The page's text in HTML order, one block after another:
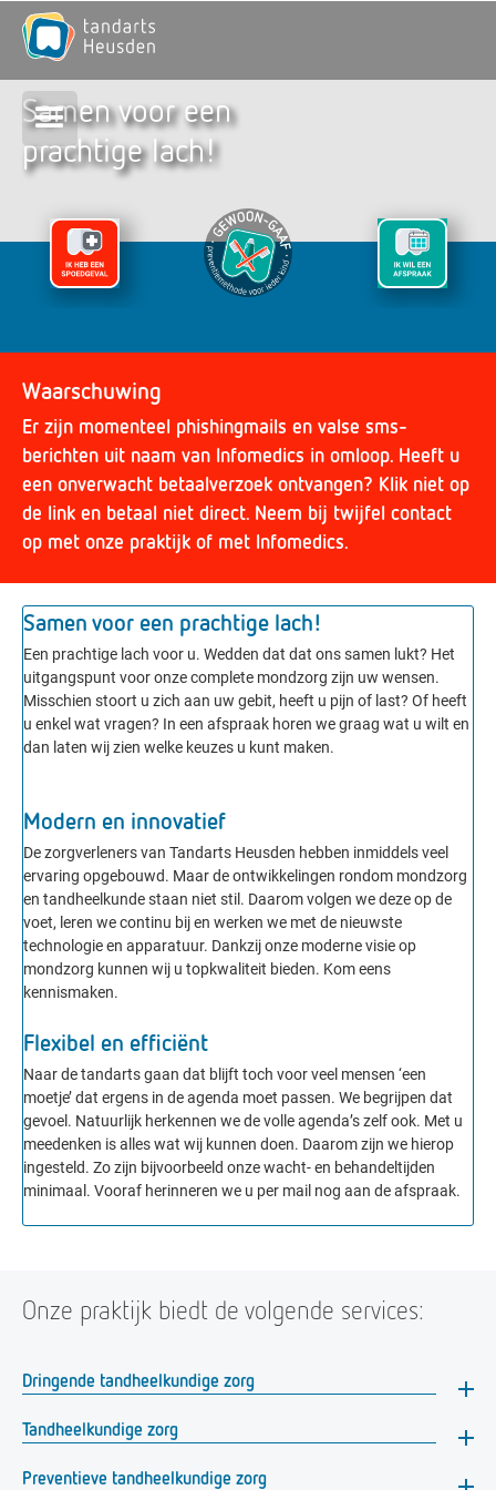
Samen voor een
prachtige lach!
Waarschuwing
Er zijn momenteel phishingmails en valse sms-
berichten uit naam van Infomedics in omloop. Heeft u
een onverwacht betaalverzoek ontvangen? Klik niet op
de link en betaal niet direct. Neem bij twijfel contact
op met onze praktijk of met Infomedics.
Samen voor een prachtige lach!
Een prachtige lach voor u. Wedden dat dat ons samen lukt? Het
uitgangspunt voor onze complete mondzorg zijn uw wensen.
Misschien stoort u zich aan uw gebit, heeft u pijn of last? Of heeft
u enkel wat vragen? In een afspraak horen we graag wat u wilt en
dan laten wij zien welke keuzes u kunt maken.
Modern en innovatief
De zorgverleners van Tandarts Heusden hebben inmiddels veel
ervaring opgebouwd. Maar de ontwikkelingen rondom mondzorg
en tandheelkunde staan niet stil. Daarom volgen we deze op de
voet, leren we continu bij en werken we met de nieuwste
technologie en apparatuur. Dankzij onze moderne visie op
mondzorg kunnen wij u topkwaliteit bieden. Kom eens
kennismaken.
Flexibel en efficiënt
Naar de tandarts gaan dat blijft toch voor veel mensen ‘een
moetje’ dat ergens in de agenda moet passen. We begrijpen dat
gevoel. Natuurlijk herkennen we de volle agenda’s zelf ook. Met u
meedenken is alles wat wij kunnen doen. Daarom zijn we hierop
ingesteld. Zo zijn bijvoorbeeld onze wacht- en behandeltijden
minimaal. Vooraf herinneren we u per mail nog aan de afspraak.
Onze praktijk biedt de volgende services:
Dringende tandheelkundige zorg
tandpijn of kiespijn
gebroken of beschadigde tanden
mond- en tandinfecties
Tandheelkundige zorg
periodieke controle en reiniging
Preventieve tandheelkundige zorg